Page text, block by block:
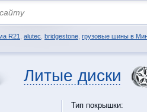
R21 alutec bridgestone грузовые шины в
Литые диски
Тип покрышки: